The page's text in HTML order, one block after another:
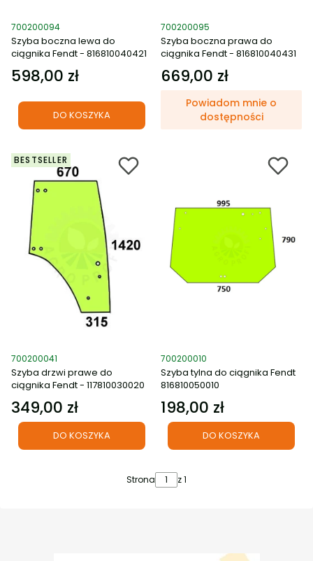
Kod produktu
700200094
Szyba boczna lewa do
ciągnika Fendt - 816810040421
Cena
598,00 zł
DO KOSZYKA
Kod produktu
700200095
Szyba boczna prawa do
ciągnika Fendt - 816810040431
Cena
669,00 zł
Powiadom mnie o
dostępności
BESTSELLER
Kod produktu
700200041
Szyba drzwi prawe do
ciągnika Fendt - 117810030020
Cena
349,00 zł
DO KOSZYKA
Kod produktu
700200010
Szyba tylna do ciągnika Fendt
816810050010
Cena
198,00 zł
DO KOSZYKA
Strona z 1